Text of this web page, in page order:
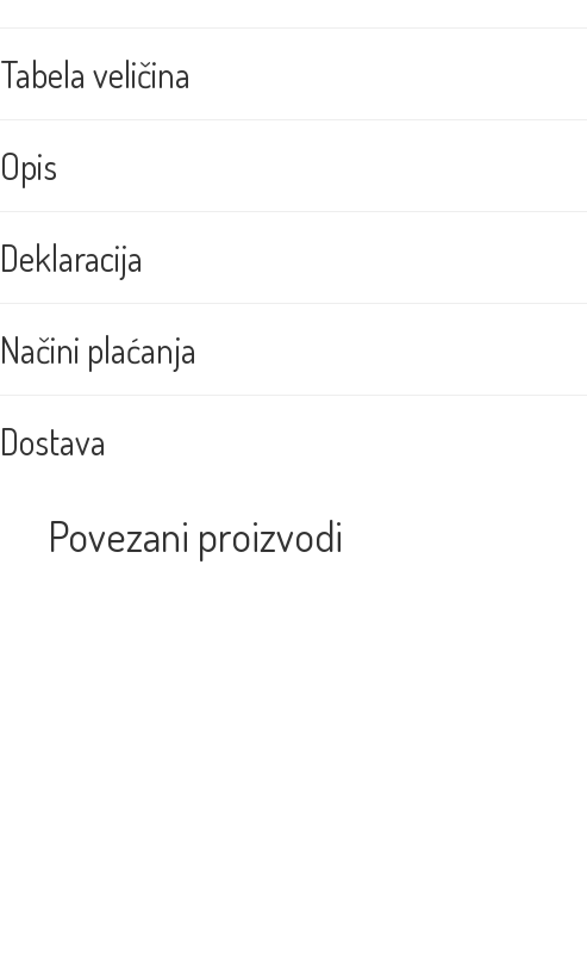
Tabela veličina
Opis
Deklaracija
Načini plaćanja
Dostava
Povezani proizvodi